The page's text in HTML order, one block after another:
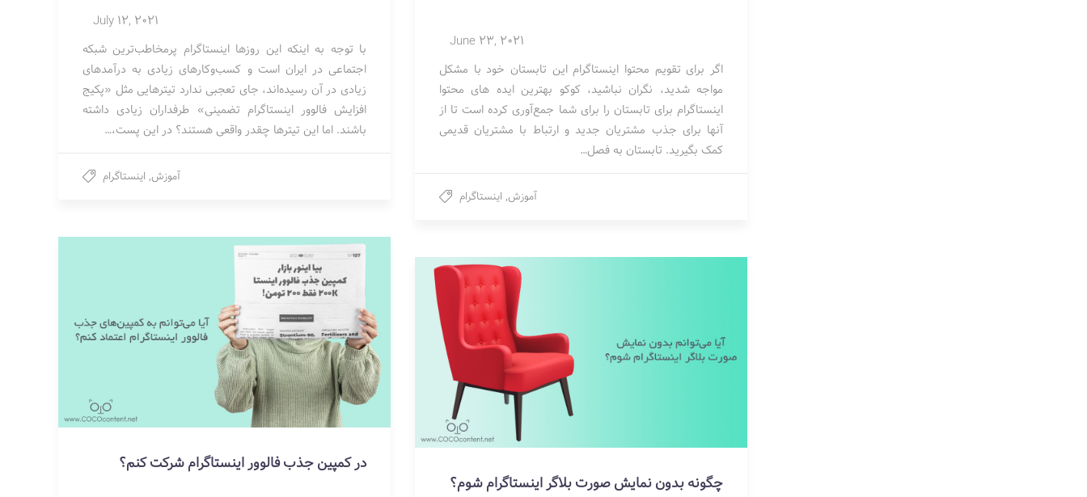
July 12, 2021
با توجه به اینکه این روزها اینستاگرام پرمخاطب‌ترین شبکه
اجتماعی در ایران است و کسب‌وکارهای زیادی به درآمدهای
زیادی در آن رسیده‌اند، جای تعجبی ندارد تیترهایی مثل «پکیج
افزایش فالوور اینستاگرام تضمینی» طرفداران زیادی داشته
باشند. اما این تیترها چقدر واقعی هستند؟ در این پست،…
آموزش, اینستاگرام
June 23, 2021
اگر برای تقویم محتوا اینستاگرام این تابستان خود با مشکل
مواجه شدید، نگران نباشید، کوکو بهترین ایده های محتوا
اینستاگرام برای تابستان را برای شما جمع‌آوری کرده است تا از
آنها برای جذب مشتریان جدید و ارتباط با مشتریان قدیمی
کمک بگیرید. تابستان به فصل…
آموزش, اینستاگرام
در کمپین جذب فالوور اینستاگرام شرکت کنم؟
چگونه بدون نمایش صورت بلاگر اینستاگرام شوم؟